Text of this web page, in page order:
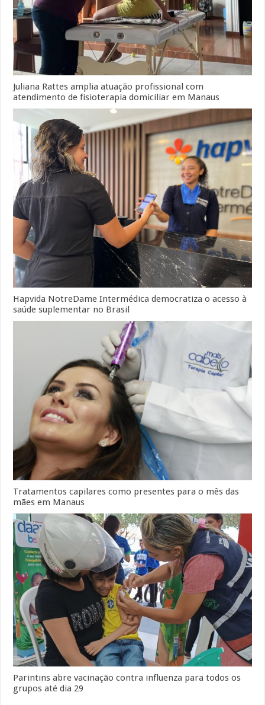
Juliana Rattes amplia atuação profissional com
atendimento de fisioterapia domiciliar em Manaus
Hapvida NotreDame Intermédica democratiza o acesso à
saúde suplementar no Brasil
Tratamentos capilares como presentes para o mês das
mães em Manaus
Parintins abre vacinação contra influenza para todos os
grupos até dia 29